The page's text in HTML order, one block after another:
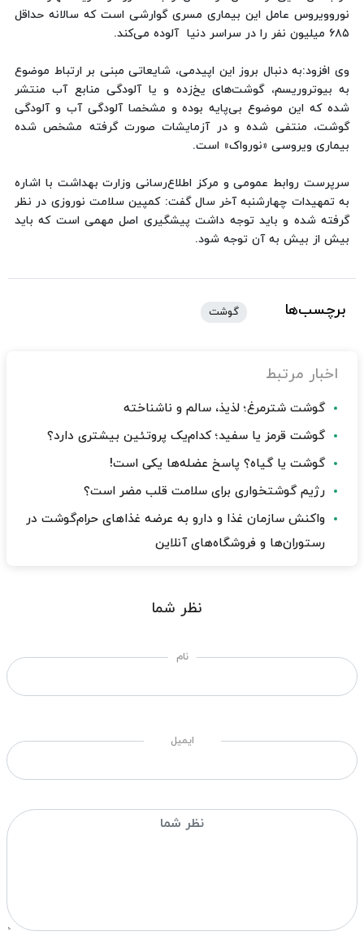
نوروویروس عامل این بیماری مسری گوارشی است که سالانه حداقل
۶۸۵ میلیون نفر را در سراسر دنیا آلوده می‌کند.
وی افزود:به دنبال بروز این اپیدمی، شایعاتی مبنی بر ارتباط موضوع
به بیوتروریسم، گوشت‌های یخ‌زده و یا آلودگی منابع آب منتشر
شده که این موضوع بی‌پایه بوده و مشخصا آلودگی آب و آلودگی
گوشت، منتفی شده و در آزمایشات صورت گرفته مشخص شده
بیماری ویروسی «نورواک» است.
سرپرست روابط عمومی و مرکز اطلاع‌رسانی وزارت بهداشت با اشاره
به تمهیدات چهارشنبه آخر سال گفت: کمپین سلامت نوروزی در نظر
گرفته شده و باید توجه داشت پیشگیری اصل مهمی است که باید
بیش از بیش به آن توجه شود.
برچسب‌ها گوشت
اخبار مرتبط
گوشت شترمرغ؛ لذیذ، سالم و ناشناخته
گوشت قرمز یا سفید؛ کدام‌یک پروتئین بیشتری دارد؟
گوشت یا گیاه؟ پاسخ عضله‌ها یکی است!
رژیم گوشتخواری برای سلامت قلب مضر است؟
واکنش سازمان غذا و دارو به عرضه غذاهای حرام‌گوشت در
رستوران‌ها و فروشگاه‌های آنلاین
نظر شما
نام
ایمیل